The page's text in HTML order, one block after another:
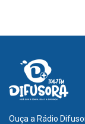
Ouça a Rádio